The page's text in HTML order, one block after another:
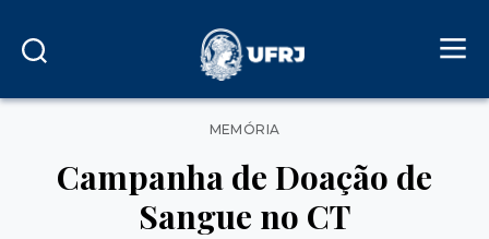
Categorias
MEMÓRIA
Campanha de Doação de
Sangue no CT